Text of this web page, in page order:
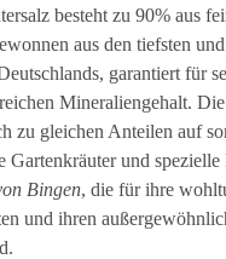
besteht zu 90% aus
aus den tiefsten
garantiert für
Mineraliengehalt.
zu gleichen Anteilen auf
Gartenkräuter und
Bingen, die für ihre
und ihren